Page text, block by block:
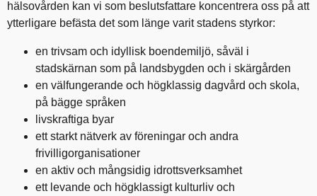
hälsovården kan vi som beslutsfattare koncentrera oss på att
ytterligare befästa det som länge varit stadens styrkor:
en trivsam och idyllisk boendemiljö, såväl i
stadskärnan som på landsbygden och i skärgården
en välfungerande och högklassig dagvård och skola,
på bägge språken
livskraftiga byar
ett starkt nätverk av föreningar och andra
frivilligorganisationer
en aktiv och mångsidig idrottsverksamhet
ett levande och högklassigt kulturliv och